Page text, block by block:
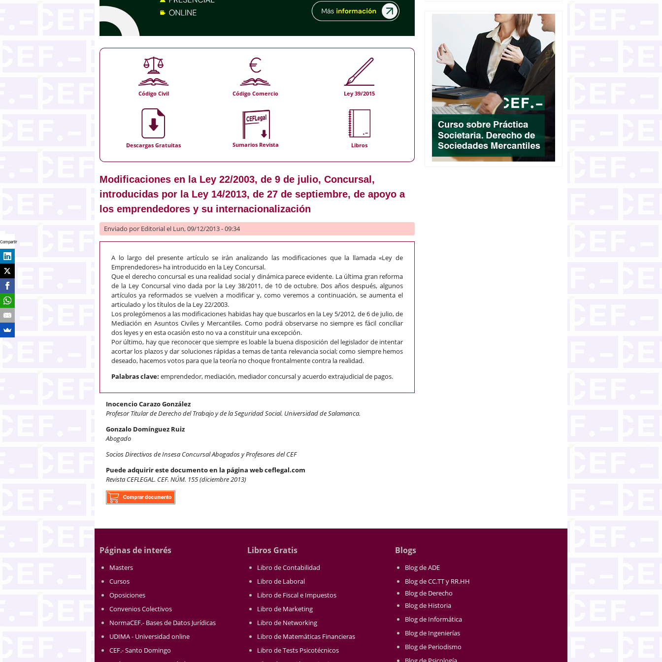
Código Civil Código Comercio Ley 39/2015
Descargas Gratuitas Sumarios Revista Libros
Modificaciones en la Ley 22/2003, de 9 de julio, Concursal,
introducidas por la Ley 14/2013, de 27 de septiembre, de apoyo a
los emprendedores y su internacionalización
Enviado por Editorialel Lun, 09/12/2013 - 09:34
A lo largo del presente artículo se irán analizando las modificaciones que la llamada «Ley de
Emprendedores» ha introducido en la Ley Concursal.
Que el derecho concursal es una realidad social y dinámica parece evidente. La última gran reforma
de la Ley Concursal vino dada por la Ley 38/2011, de 10 de octubre. Dos años después, algunos
artículos ya reformados se vuelven a modificar y, como veremos a continuación, se aumenta el
articulado y los títulos de la Ley 22/2003.
Los prolegómenos a las modificaciones habidas hay que buscarlos en la Ley 5/2012, de 6 de julio, de
Mediación en Asuntos Civiles y Mercantiles. Como podrá observarse no siempre es fácil conciliar
dos leyes y en esta ocasión esto no va a constituir una excepción.
Por último, hay que reconocer que siempre es loable la buena disposición del legislador de intentar
acortar los plazos y dar soluciones rápidas a temas de tanta relevancia social; como siempre hemos
deseado, hacemos votos para que la teoría no choque frontalmente contra la realidad.
Palabras clave: emprendedor, mediación, mediador concursal y acuerdo extrajudicial de pagos.
Inocencio Carazo González
Profesor Titular de Derecho del Trabajo y de la Seguridad Social. Universidad de Salamanca.
Gonzalo Domínguez Ruiz
Abogado
Socios Directivos de Insesa Concursal Abogados y Profesores del CEF
Puede adquirir este documento en la página web ceflegal.com
Revista CEFLEGAL. CEF. NÚM. 155 (diciembre 2013)
Páginas de interés
Masters
Cursos
Oposiciones
Convenios Colectivos
NormaCEF.- Bases de Datos Jurídicas
UDIMA - Universidad online
CEF.- Santo Domingo
Libros Gratis
Libro de Contabilidad
Libro de Laboral
Libro de Fiscal e Impuestos
Libro de Marketing
Libro de Networking
Libro de Matemáticas Financieras
Libro de Tests Psicotécnicos
Blogs
Blog de ADE
Blog de CC.TT y RR.HH
Blog de Derecho
Blog de Historia
Blog de Informática
Blog de Ingenierías
Blog de Periodismo
Compartir